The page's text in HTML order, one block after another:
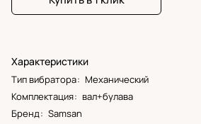
Характеристики
Тип вибратора: Механический
Комплектация: вал+булава
Бренд: Samsan